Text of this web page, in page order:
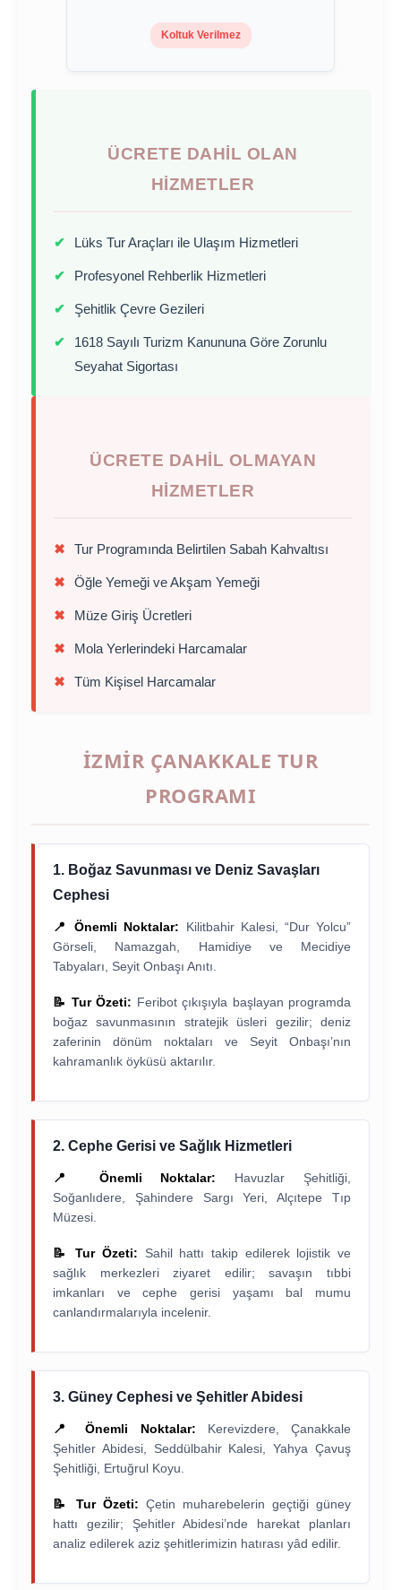
Koltuk Verilmez
ÜCRETE DAHIL OLAN
HIZMETLER
✔ Lüks Tur Araçları ile Ulaşım Hizmetleri
✔ Profesyonel Rehberlik Hizmetleri
✔ Şehitlik Çevre Gezileri
✔
1618 Sayılı Turizm Kanununa Göre Zorunlu
Seyahat Sigortası
ÜCRETE DAHIL OLMAYAN
HIZMETLER
✖ Tur Programında Belirtilen Sabah Kahvaltısı
✖ Öğle Yemeği ve Akşam Yemeği
✖ Müze Giriş Ücretleri
✖ Mola Yerlerindeki Harcamalar
✖ Tüm Kişisel Harcamalar
İZMIR ÇANAKKALE TUR
PROGRAMI
1. Boğaz Savunması ve Deniz Savaşları
Cephesi
📍 Önemli Noktalar: Kilitbahir Kalesi, “Dur Yolcu”
Görseli, Namazgah, Hamidiye ve Mecidiye
Tabyaları, Seyit Onbaşı Anıtı.
📝 Tur Özeti: Feribot çıkışıyla başlayan programda
boğaz savunmasının stratejik üsleri gezilir; deniz
zaferinin dönüm noktaları ve Seyit Onbaşı’nın
kahramanlık öyküsü aktarılır.
2. Cephe Gerisi ve Sağlık Hizmetleri
📍 Önemli Noktalar: Havuzlar Şehitliği,
Soğanlıdere, Şahindere Sargı Yeri, Alçıtepe Tıp
Müzesi.
📝 Tur Özeti: Sahil hattı takip edilerek lojistik ve
sağlık merkezleri ziyaret edilir; savaşın tıbbi
imkanları ve cephe gerisi yaşamı bal mumu
canlandırmalarıyla incelenir.
3. Güney Cephesi ve Şehitler Abidesi
📍 Önemli Noktalar: Kerevizdere, Çanakkale
Şehitler Abidesi, Seddülbahir Kalesi, Yahya Çavuş
Şehitliği, Ertuğrul Koyu.
📝 Tur Özeti: Çetin muharebelerin geçtiği güney
hattı gezilir; Şehitler Abidesi’nde harekat planları
analiz edilerek aziz şehitlerimizin hatırası yâd edilir.